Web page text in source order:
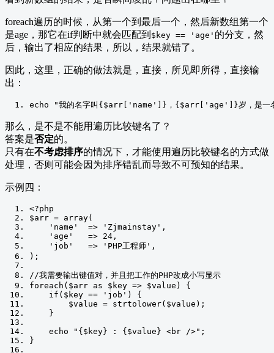
foreach遍历的时候，从第一个到最后一个，然后新数组第一个
是age，那它在if判断中就会匹配到 $key == 'age' 的分支，然
后，输出了相应的结果，所以，结果就错了。
因此，这里，正确的做法就是，直接，所见即所得，直接输
出：
echo "我的名字叫{$arr['name']}，{$arr['age']}岁，是
那么，是不是不能用遍历比较键名了？
答案是否定的。
只有在不考虑排序的情况下，才能使用遍历比较键名的方式做
处理，否则可能会因为排序错乱而导致不可预知的结果。
示例四：
<?php
$arr = array(
'name'
=> 'Zjmainstay' ,
'age'
=> 24 ,
'job'
=> 'PHP工程师' ,
);
//我需要输出键值对，并且把工作的PHP改成小写显示
foreach ( $arr as $key => $value )
{
if ( $key == 'job' )
{
        $value
= strtolower( $value );
}
    echo
"{$key} : {$value} <br />" ;
}